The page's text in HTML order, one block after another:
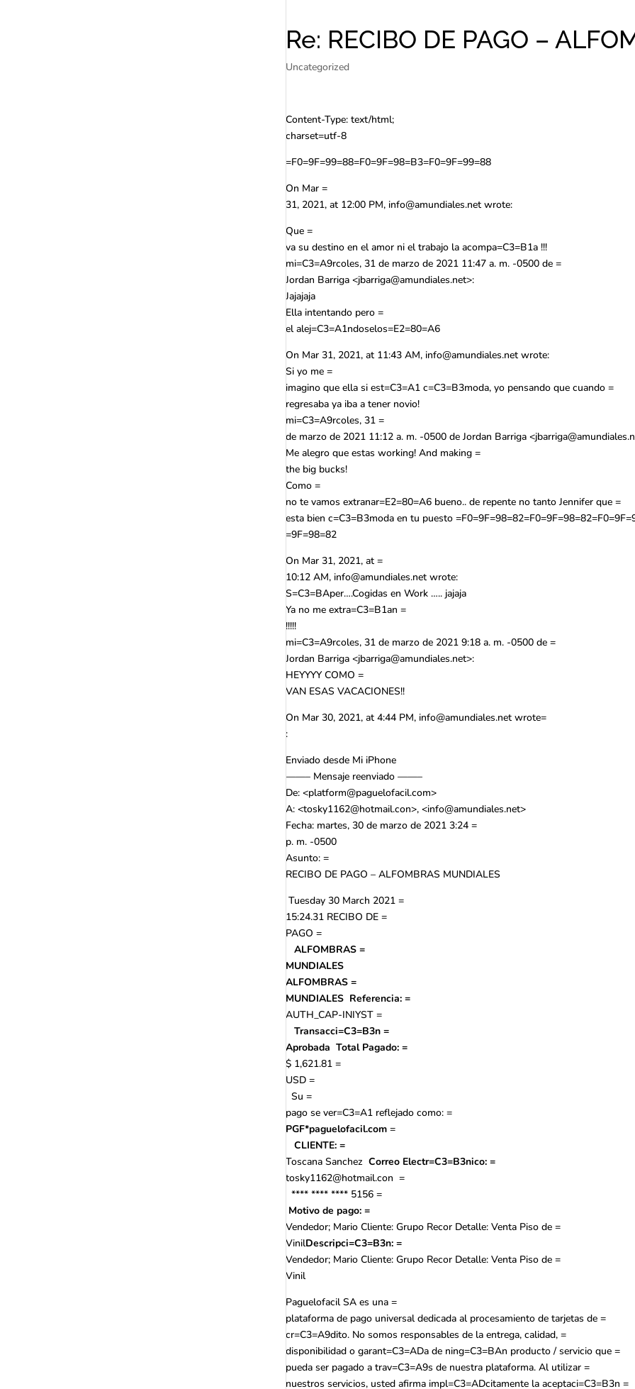
Re: RECIBO DE PAGO –
Uncategorized
Content-Type: text/html;
charset=utf-8
=F0=9F=99=88=F0=9F=98=B3=F0=9F=99=88
On Mar =
31, 2021, at 12:00 PM, info@amundiales.net wrote:
Que =
va su destino en el amor ni el trabajo la acompa=C3=B1a !!!
mi=C3=A9rcoles, 31 de marzo de 2021 11:47 a. m. -0500 de =
Jordan Barriga <jbarriga@amundiales.net>:
Jajajaja
Ella intentando pero =
el alej=C3=A1ndoselos=E2=80=A6
On Mar 31, 2021, at 11:43 AM, info@amundiales.net wrote:
Si yo me =
imagino que ella si est=C3=A1 c=C3=B3moda, yo pensando que cuando =
regresaba ya iba a tener novio!
mi=C3=A9rcoles, 31 =
de marzo de 2021 11:12 a. m. -0500 de Jordan Barriga <
Me alegro que estas working! And making =
the big bucks!
Como =
no te vamos extranar=E2=80=A6 bueno.. de repente no tanto Jennifer que =
esta bien c=C3=B3moda en tu puesto
=9F=98=82
On Mar 31, 2021, at =
10:12 AM, info@amundiales.net wrote:
S=C3=BAper….Cogidas en Work ….. jajaja
Ya no me extra=C3=B1an =
!!!!!
mi=C3=A9rcoles, 31 de marzo de 2021 9:18 a. m. -0500 de =
Jordan Barriga <jbarriga@amundiales.net>:
HEYYYY COMO =
VAN ESAS VACACIONES!!
On Mar 30, 2021, at 4:44 PM, info@amundiales.net wrote=
:
Enviado desde Mi iPhone
——– Mensaje reenviado ——–
De: <platform@paguelofacil.com>
A: <tosky1162@hotmail.con>, <info@amundiales.net>
Fecha: martes, 30 de marzo de 2021 3:24 =
p. m. -0500
Asunto: =
RECIBO DE PAGO – ALFOMBRAS MUNDIALES
Tuesday 30 March 2021 =
15:24.31 RECIBO DE =
PAGO =
ALFOMBRAS =
MUNDIALES
ALFOMBRAS =
MUNDIALES Referencia: =
AUTH_CAP-INIYST =
Transacci=C3=B3n =
Aprobada Total Pagado: =
$ 1,621.81 =
USD =
Su =
pago se ver=C3=A1 reflejado como: =
PGF*paguelofacil.com =
CLIENTE: =
Toscana Sanchez Correo Electr=C3=B3nico: =
tosky1162@hotmail.con =
**** **** **** 5156 =
Motivo de pago: =
Vendedor; Mario Cliente: Grupo Recor Detalle: Venta Piso de =
VinilDescripci=C3=B3n: =
Vendedor; Mario Cliente: Grupo Recor Detalle: Venta Piso de =
Vinil
Paguelofacil SA es una =
plataforma de pago universal dedicada al procesamiento de tarjetas de =
cr=C3=A9dito. No somos responsables de la entrega, calidad, =
disponibilidad o garant=C3=ADa de ning=C3=BAn producto / servicio que =
pueda ser pagado a trav=C3=A9s de nuestra plataforma. Al utilizar =
nuestros servicios, usted afirma impl=C3=ADcitamente la aceptaci=C3=B3n =